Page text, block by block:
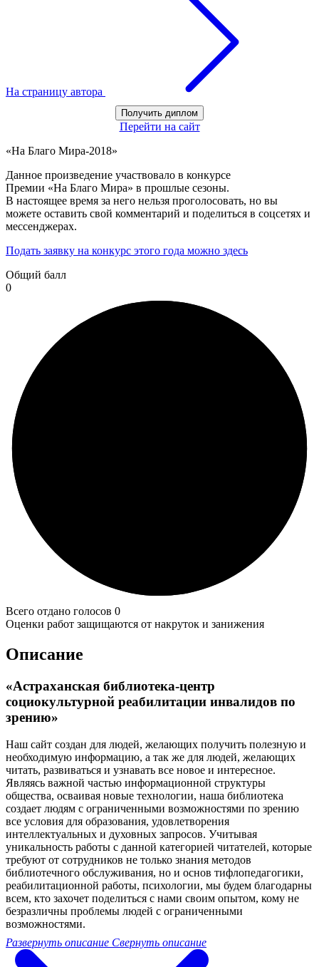
На страницу автора
Получить диплом
Перейти на сайт
«На Благо Мира-2018»
Данное произведение участвовало в конкурсе
Премии «На Благо Мира» в прошлые сезоны.
В настоящее время за него нельзя проголосовать, но вы
можете оставить свой комментарий и поделиться в соцсетях и
мессенджерах.
Подать заявку на конкурс этого года можно здесь
Общий балл
0
Всего отдано голосов 0
Оценки работ защищаются от накруток и занижения
Описание
«Астраханская библиотека-центр
социокультурной реабилитации инвалидов по
зрению»
Наш сайт создан для людей, желающих получить полезную и
необходимую информацию, а так же для людей, желающих
читать, развиваться и узнавать все новое и интересное.
Являясь важной частью информационной структуры
общества, осваивая новые технологии, наша библиотека
создает людям с ограниченными возможностями по зрению
все условия для образования, удовлетворения
интеллектуальных и духовных запросов. Учитывая
уникальность работы с данной категорией читателей, которые
требуют от сотрудников не только знания методов
библиотечного обслуживания, но и основ тифлопедагогики,
реабилитационной работы, психологии, мы будем благодарны
всем, кто захочет поделиться с нами своим опытом, кому не
безразличны проблемы людей с ограниченными
возможностями.
Развернуть описание Свернуть описание